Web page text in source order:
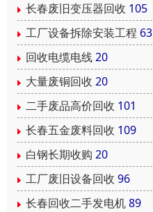
长春废旧变压器回收 105
工厂设备拆除安装工程 63
回收电缆电线20
大量废铜回收 20
二手废品高价回收 101
长春五金废料回收 109
白钢长期收购 20
工厂废旧设备回收 96
长春回收二手发电机89